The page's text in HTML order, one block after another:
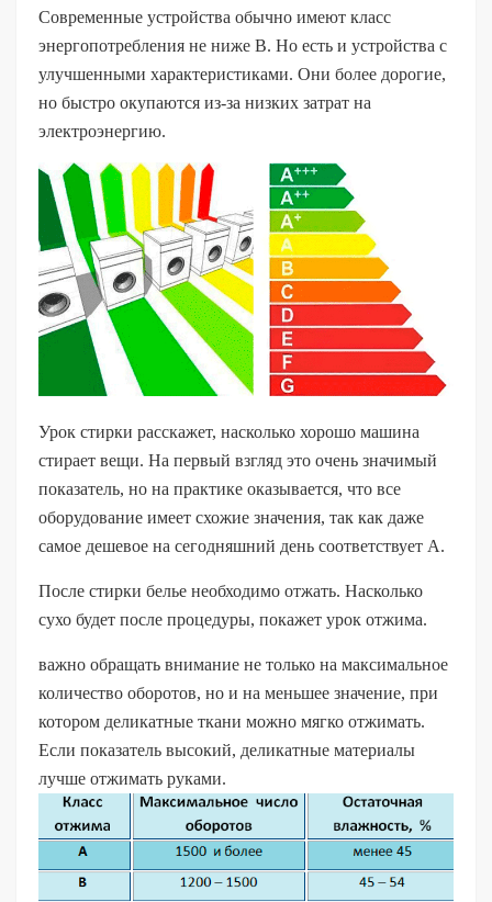
Современные устройства обычно имеют класс
энергопотребления не ниже B. Но есть и устройства с
улучшенными характеристиками. Они более дорогие,
но быстро окупаются из-за низких затрат на
электроэнергию.
Урок стирки расскажет, насколько хорошо машина
стирает вещи. На первый взгляд это очень значимый
показатель, но на практике оказывается, что все
оборудование имеет схожие значения, так как даже
самое дешевое на сегодняшний день соответствует А.
После стирки белье необходимо отжать. Насколько
сухо будет после процедуры, покажет урок отжима.
важно обращать внимание не только на максимальное
количество оборотов, но и на меньшее значение, при
котором деликатные ткани можно мягко отжимать.
Если показатель высокий, деликатные материалы
лучше отжимать руками.